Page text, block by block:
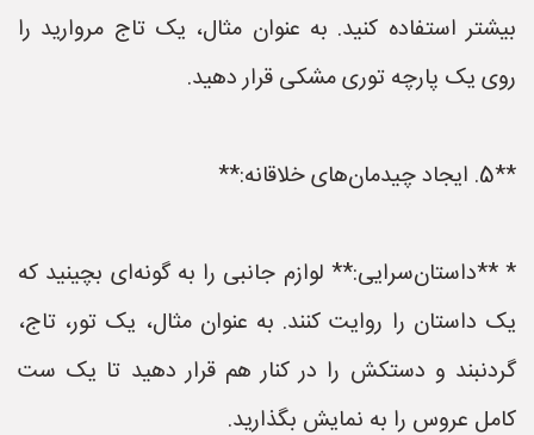
بیشتر استفاده کنید. به عنوان مثال، یک تاج مروارید را
روی یک پارچه توری مشکی قرار دهید.
**5. ایجاد چیدمان‌های خلاقانه:**
* **داستان‌سرایی:** لوازم جانبی را به گونه‌ای بچینید که
یک داستان را روایت کنند. به عنوان مثال، یک تور، تاج،
گردنبند و دستکش را در کنار هم قرار دهید تا یک ست
کامل عروس را به نمایش بگذارید.